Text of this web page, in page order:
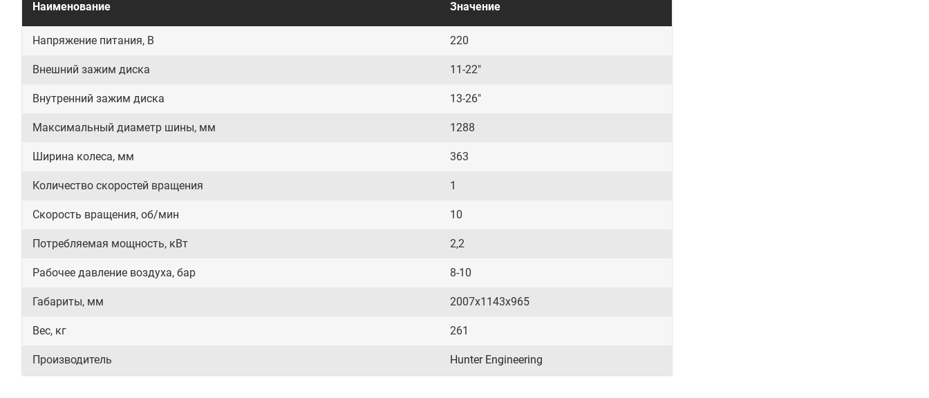
Наименование Значение
Напряжение питания, В 220
Внешний зажим диска 11-22"
Внутренний зажим диска 13-26"
Максимальный диаметр шины, мм 1288
Ширина колеса, мм 363
Количество скоростей вращения 1
Скорость вращения, об/мин 10
Потребляемая мощность, кВт 2,2
Рабочее давление воздуха, бар 8-10
Габариты, мм 2007х1143х965
Вес, кг 261
Производитель Hunter Engineering